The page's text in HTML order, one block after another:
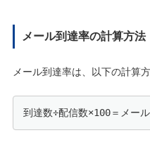
メール到達率の計算方法
メール到達率は、以下の計算
到達数÷配信数×100＝メール